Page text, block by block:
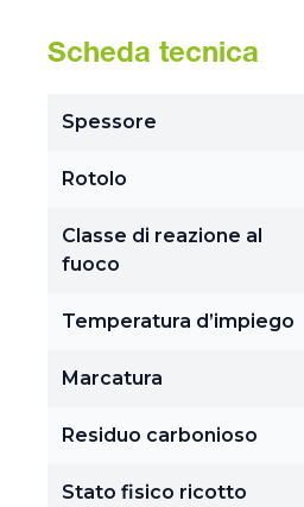
Scheda tecnica
Spessore
Rotolo
Classe di reazione al
fuoco
Temperatura d’impiego
Marcatura
Residuo carbonioso
Stato fisico ricotto